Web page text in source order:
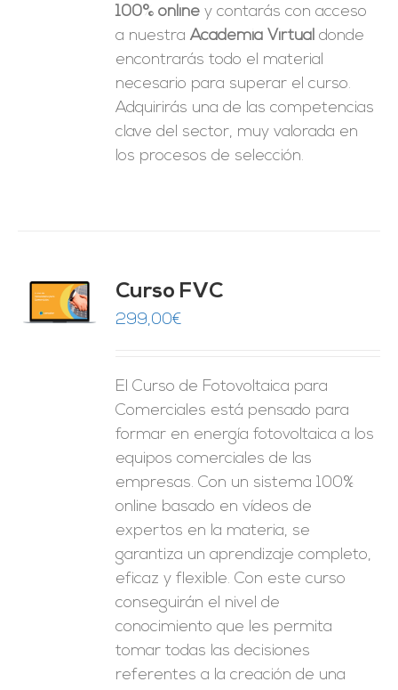
100% online y contarás con acceso
a nuestraAcademia Virtual donde
encontrarás todo el material
necesario para superar el curso.
Adquirirás una de las competencias
clave del sector, muy valorada en
los procesos de selección.
Curso FVC
299,00€
El Curso de Fotovoltaica para
Comerciales está pensado para
formar en energía fotovoltaica a los
equipos comerciales de las
empresas. Con un sistema 100%
online basado en vídeos de
expertos en la materia, se
garantiza un aprendizaje completo,
eficaz y flexible. Con este curso
conseguirán el nivel de
conocimiento que les permita
tomar todas las decisiones
referentes a la creación de una